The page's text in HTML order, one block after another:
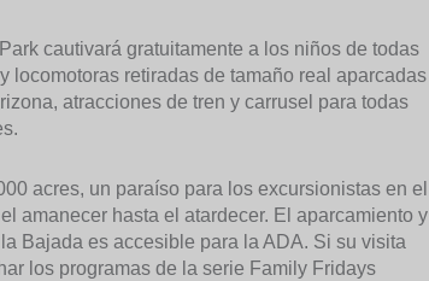
cautivará gratuitamente a los niños de todas
locomotoras retiradas de tamaño real aparcadas
atracciones de tren y carrusel para todas
acres, un paraíso para los excursionistas en el
amanecer hasta el atardecer. El aparcamiento y
Bajada es accesible para la ADA. Si su visita
los programas de la serie Family Fridays